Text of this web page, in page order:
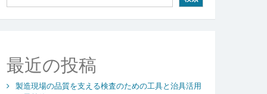
最近の投稿
製造現場の品質を支える検査のための工具と治具活用